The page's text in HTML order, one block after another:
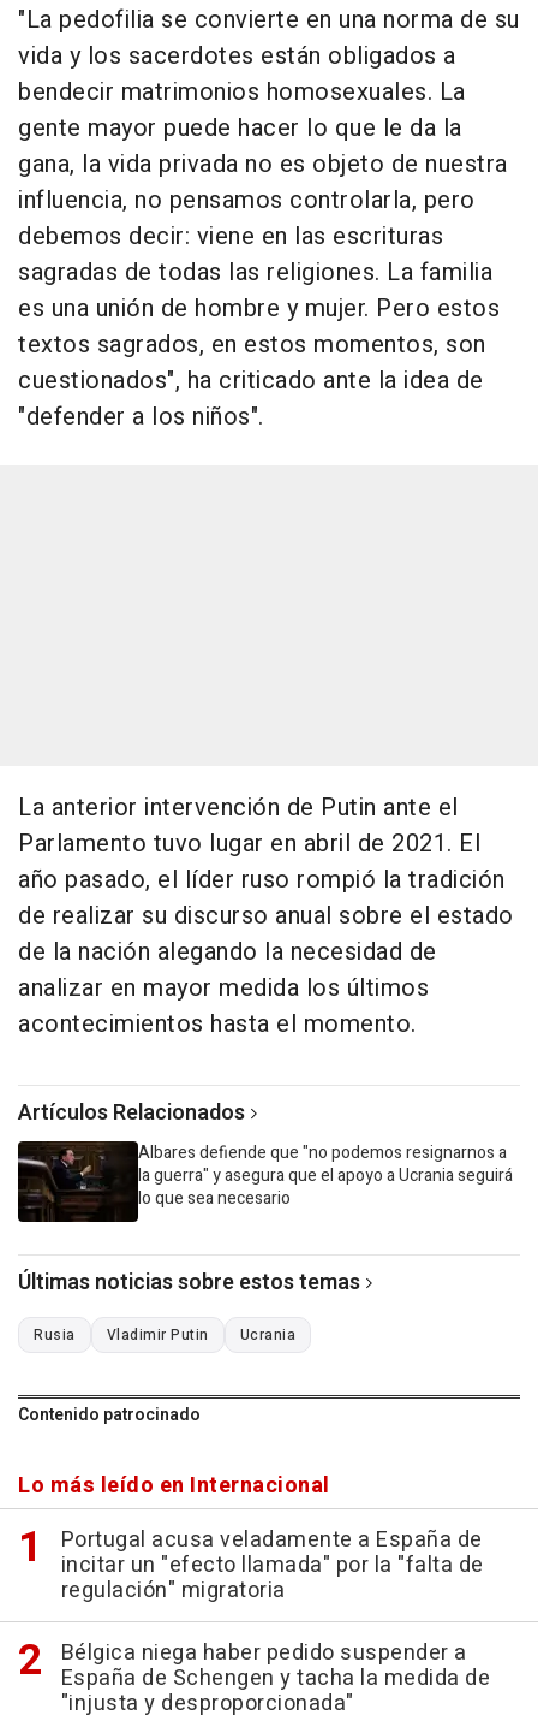
"La pedofilia se convierte en una norma de su
vida y los sacerdotes están obligados a
bendecir matrimonios homosexuales. La
gente mayor puede hacer lo que le da la
gana, la vida privada no es objeto de nuestra
influencia, no pensamos controlarla, pero
debemos decir: viene en las escrituras
sagradas de todas las religiones. La familia
es una unión de hombre y mujer. Pero estos
textos sagrados, en estos momentos, son
cuestionados", ha criticado ante la idea de
"defender a los niños".
La anterior intervención de Putin ante el
Parlamento tuvo lugar en abril de 2021. El
año pasado, el líder ruso rompió la tradición
de realizar su discurso anual sobre el estado
de la nación alegando la necesidad de
analizar en mayor medida los últimos
acontecimientos hasta el momento.
Artículos Relacionados
Albares defiende que "no podemos resignarnos a
la guerra" y asegura que el apoyo a Ucrania seguirá
lo que sea necesario
Últimas noticias sobre estos temas
Rusia Vladimir Putin Ucrania
Contenido patrocinado
Lo más leído en Internacional
Portugal acusa veladamente a España de
incitar un "efecto llamada" por la "falta de
regulación" migratoria
Bélgica niega haber pedido suspender a
España de Schengen y tacha la medida de
"injusta y desproporcionada"